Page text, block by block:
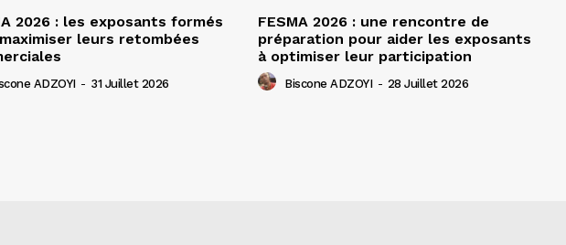
2026 : les exposants formés
leurs retombées
ADZOYI - 31 Juillet 2026
FESMA 2026 : une rencontre de
préparation pour aider les exposants
à optimiser leur participation
Biscone ADZOYI - 28 Juillet 2026